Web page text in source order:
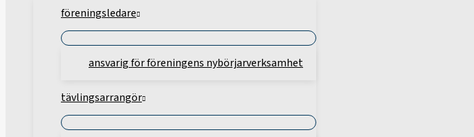
föreningsledare
ansvarig för föreningens nybörjarverksamhet
tävlingsarrangör